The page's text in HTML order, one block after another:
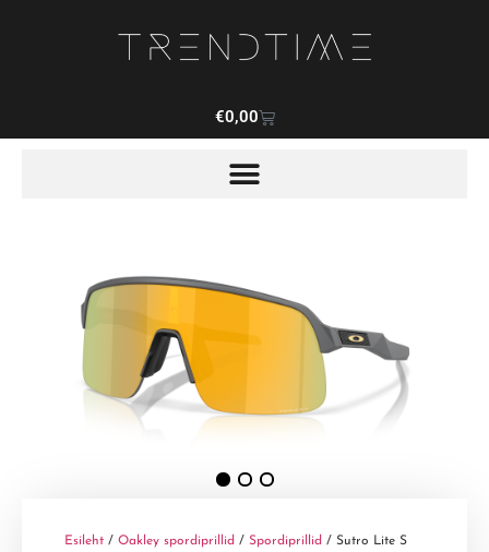
€0,00
Esileht / Oakley spordiprillid / Spordiprillid / Sutro Lite S